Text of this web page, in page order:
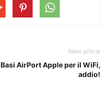
Next article
Basi AirPort Apple per il WiFi,
addio!